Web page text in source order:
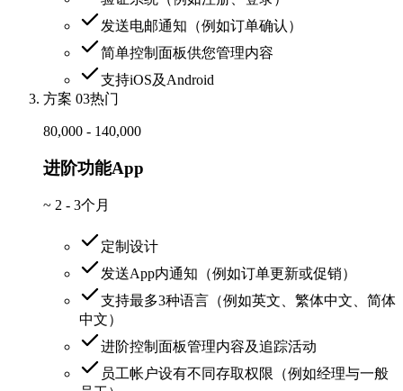
发送电邮通知（例如订单确认）
简单控制面板供您管理内容
支持iOS及Android
方案 03热门
80,000 - 140,000
进阶功能App
~ 2 - 3个月
定制设计
发送App内通知（例如订单更新或促销）
支持最多3种语言（例如英文、繁体中文、简体
中文）
进阶控制面板管理内容及追踪活动
员工帐户设有不同存取权限（例如经理与一般